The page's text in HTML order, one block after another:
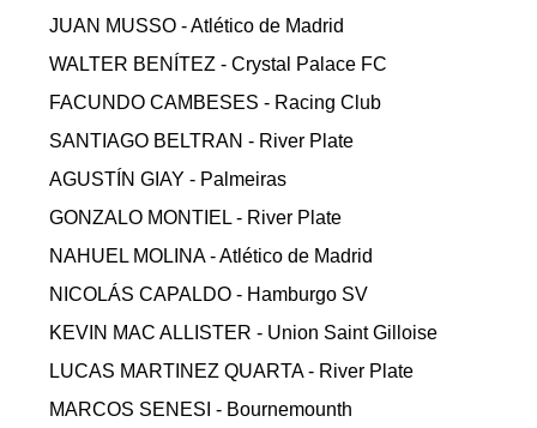
JUAN MUSSO - Atlético de Madrid
WALTER BENÍTEZ - Crystal Palace FC
FACUNDO CAMBESES - Racing Club
SANTIAGO BELTRAN - River Plate
AGUSTÍN GIAY - Palmeiras
GONZALO MONTIEL - River Plate
NAHUEL MOLINA - Atlético de Madrid
NICOLÁS CAPALDO - Hamburgo SV
KEVIN MAC ALLISTER - Union Saint Gilloise
LUCAS MARTINEZ QUARTA - River Plate
MARCOS SENESI - Bournemounth